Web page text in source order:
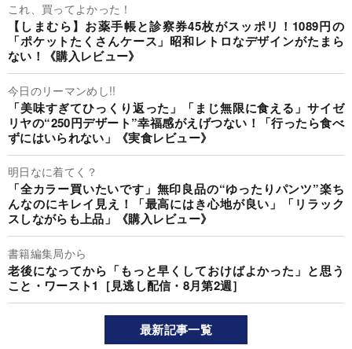
これ、買ってよかった！
【しまむら】お薬手帳と診察券45枚がスッポリ！1089円の
「ポケットたくさんケース」昭和レトロなデザインがたまら
ない！《購入レビュー》
今日のリーマンめし!!
「美味すぎてひっくり返った」「まじ無限に食える」サイゼ
リヤの“250円デザート”幸福感がえげつない！「行ったら食べ
ずにはいられない」《実食レビュー》
明日なに着てく？
「全カラー買いたいです」無印良品の“ゆったりパンツ”楽ち
んなのにキレイ見え！「最高にはき心地が良い」「リラック
スしながらも上品」《購入レビュー》
書籍編集局から
老後になってから「もっと早くしておけばよかった」と思う
こと・ワースト1［見逃し配信・8月第2週］
最新記事一覧